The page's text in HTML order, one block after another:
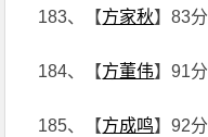
183、【方家秋】83分
184、【方董伟】91分
185、【方成鸣】92分